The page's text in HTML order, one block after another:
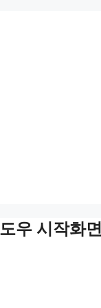
우 시작화면